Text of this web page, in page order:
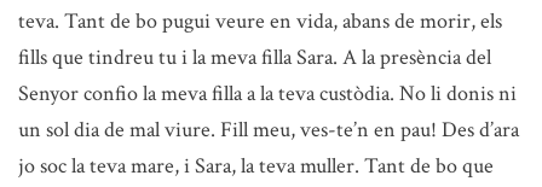
teva. Tant de bo pugui veure en vida, abans de morir, els
fills que tindreu tu i la meva filla Sara. A la presència del
Senyor confio la meva filla a la teva custòdia. No li donis ni
un sol dia de mal viure. Fill meu, ves-te’n en pau! Des d’ara
jo soc la teva mare, i Sara, la teva muller. Tant de bo que